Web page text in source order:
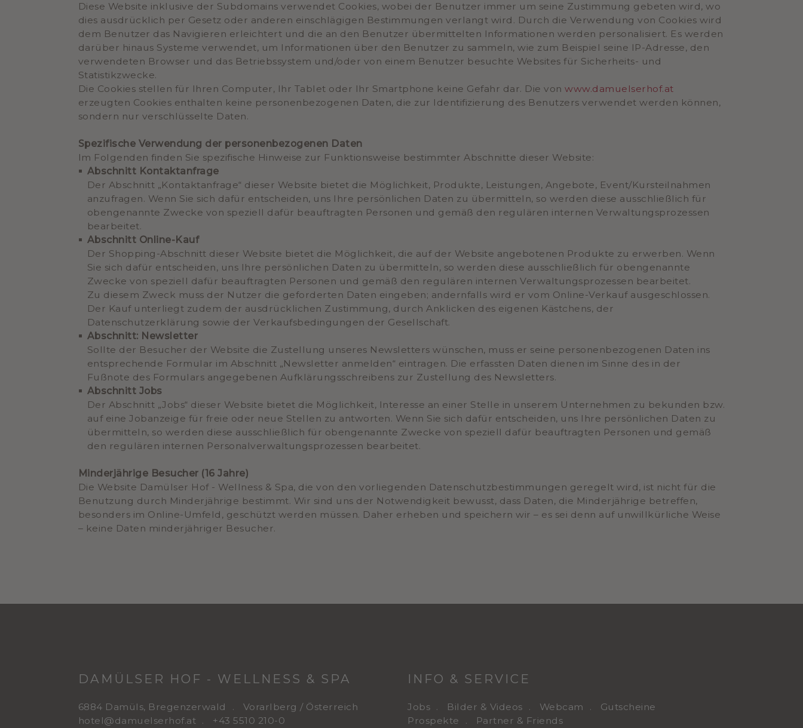
Diese Website inklusive der Subdomains verwendet Cookies, wobei der Benutzer immer um seine Zustimmung gebeten wird, wo
dies ausdrücklich per Gesetz oder anderen einschlägigen Bestimmungen verlangt wird. Durch die Verwendung von Cookies wird
dem Benutzer das Navigieren erleichtert und die an den Benutzer übermittelten Informationen werden personalisiert. Es werden
darüber hinaus Systeme verwendet, um Informationen über den Benutzer zu sammeln, wie zum Beispiel seine IP-Adresse, den
verwendeten Browser und das Betriebssystem und/oder von einem Benutzer besuchte Websites für Sicherheits- und
Statistikzwecke.
Die Cookies stellen für Ihren Computer, Ihr Tablet oder Ihr Smartphone keine Gefahr dar. Die vonwww.damuelserhof.at
erzeugten Cookies enthalten keine personenbezogenen Daten, die zur Identifizierung des Benutzers verwendet werden können,
sondern nur verschlüsselte Daten.
Spezifische Verwendung der personenbezogenen Daten
Im Folgenden finden Sie spezifische Hinweise zur Funktionsweise bestimmter Abschnitte dieser Website:
Abschnitt Kontaktanfrage
Der Abschnitt „Kontaktanfrage“ dieser Website bietet die Möglichkeit, Produkte, Leistungen, Angebote, Event/Kursteilnahmen
anzufragen. Wenn Sie sich dafür entscheiden, uns Ihre persönlichen Daten zu übermitteln, so werden diese ausschließlich für
obengenannte Zwecke von speziell dafür beauftragten Personen und gemäß den regulären internen Verwaltungsprozessen
bearbeitet.
Abschnitt Online-Kauf
Der Shopping-Abschnitt dieser Website bietet die Möglichkeit, die auf der Website angebotenen Produkte zu erwerben. Wenn
Sie sich dafür entscheiden, uns Ihre persönlichen Daten zu übermitteln, so werden diese ausschließlich für obengenannte
Zwecke von speziell dafür beauftragten Personen und gemäß den regulären internen Verwaltungsprozessen bearbeitet.
Zu diesem Zweck muss der Nutzer die geforderten Daten eingeben; andernfalls wird er vom Online-Verkauf ausgeschlossen.
Der Kauf unterliegt zudem der ausdrücklichen Zustimmung, durch Anklicken des eigenen Kästchens, der
Datenschutzerklärung sowie der Verkaufsbedingungen der Gesellschaft.
Abschnitt: Newsletter
Sollte der Besucher der Website die Zustellung unseres Newsletters wünschen, muss er seine personenbezogenen Daten ins
entsprechende Formular im Abschnitt „Newsletter anmelden“ eintragen. Die erfassten Daten dienen im Sinne des in der
Fußnote des Formulars angegebenen Aufklärungsschreibens zur Zustellung des Newsletters.
Abschnitt Jobs
Der Abschnitt „Jobs“ dieser Website bietet die Möglichkeit, Interesse an einer Stelle in unserem Unternehmen zu bekunden bzw.
auf eine Jobanzeige für freie oder neue Stellen zu antworten. Wenn Sie sich dafür entscheiden, uns Ihre persönlichen Daten zu
übermitteln, so werden diese ausschließlich für obengenannte Zwecke von speziell dafür beauftragten Personen und gemäß
den regulären internen Personalverwaltungsprozessen bearbeitet.
Minderjährige Besucher (16 Jahre)
Die Website Damülser Hof - Wellness & Spa, die von den vorliegenden Datenschutzbestimmungen geregelt wird, ist nicht für die
Benutzung durch Minderjährige bestimmt. Wir sind uns der Notwendigkeit bewusst, dass Daten, die Minderjährige betreffen,
besonders im Online-Umfeld, geschützt werden müssen. Daher erheben und speichern wir – es sei denn auf unwillkürliche Weise
– keine Daten minderjähriger Besucher.
DAMÜLSER HOF - WELLNESS & SPA
6884 Damüls, Bregenzerwald
Vorarlberg / Österreich
hotel@damuelserhof.at
+43 5510 210-0
INFO & SERVICE
Jobs Bilder & Videos Webcam
Gutscheine
Prospekte
Partner & Friends